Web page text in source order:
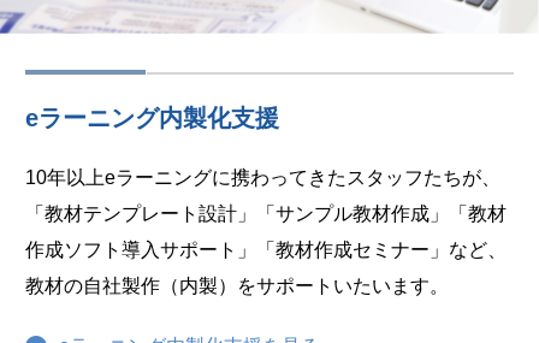
eラーニング内製化支援
10年以上eラーニングに携わってきたスタッフたちが、
「教材テンプレート設計」「サンプル教材作成」「教材
作成ソフト導入サポート」「教材作成セミナー」など、
教材の自社製作（内製）をサポートいたいます。